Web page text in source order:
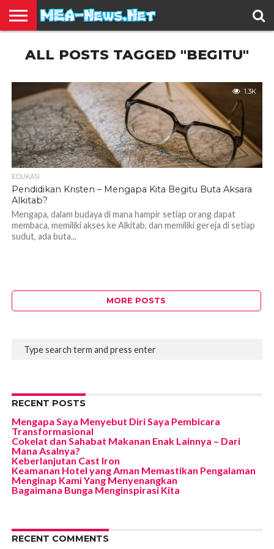
TERBARU
EDUKASI
HIBURAN
INSPIRASI
KESEHATAN
KULINER
OLAH
RAGA
OTOMOTIF
TRAVEL
JUAL
BELI
ALL POSTS TAGGED "BEGITU"
1.3K
EDUKASI
Pendidikan Kristen – Mengapa Kita Begitu Buta Aksara
Alkitab?
Mengapa, dalam budaya di mana hampir setiap orang dapat
membaca, memiliki akses ke Alkitab, dan memiliki gereja di setiap
sudut, ada buta...
MORE POSTS
RECENT POSTS
Mengapa Saya Menyebut Diri Saya Pembicara
Transformasional
Cokelat dan Sahabat Makanan Enak Lainnya – Dari
Mana Asalnya?
Keberlanjutan Cast Iron
Keamanan Hotel yang Aman Memastikan Pengalaman
Menginap Kami Yang Menyenangkan
Bagaimana Bunga Menginspirasi Kita
RECENT COMMENTS